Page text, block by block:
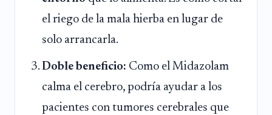
el riego de la mala hierba en lugar de
solo arrancarla.
Doble beneficio: Como el Midazolam
calma el cerebro, podría ayudar a los
pacientes con tumores cerebrales que